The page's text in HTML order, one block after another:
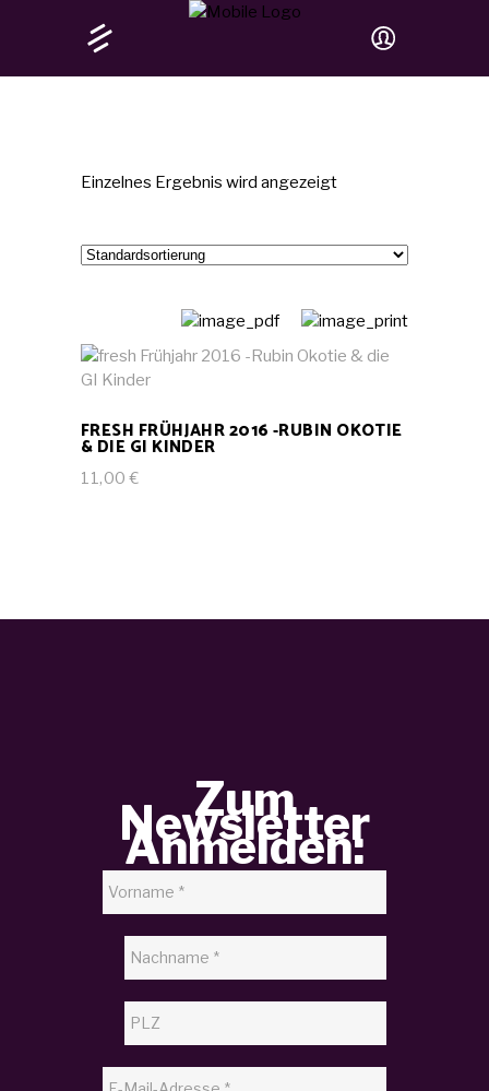
Einzelnes Ergebnis wird angezeigt
IN DEN WARENKORB
FRESH FRÜHJAHR 2016 -RUBIN OKOTIE
& DIE GI KINDER
11,00€
Zum
Newsletter
Anmelden: